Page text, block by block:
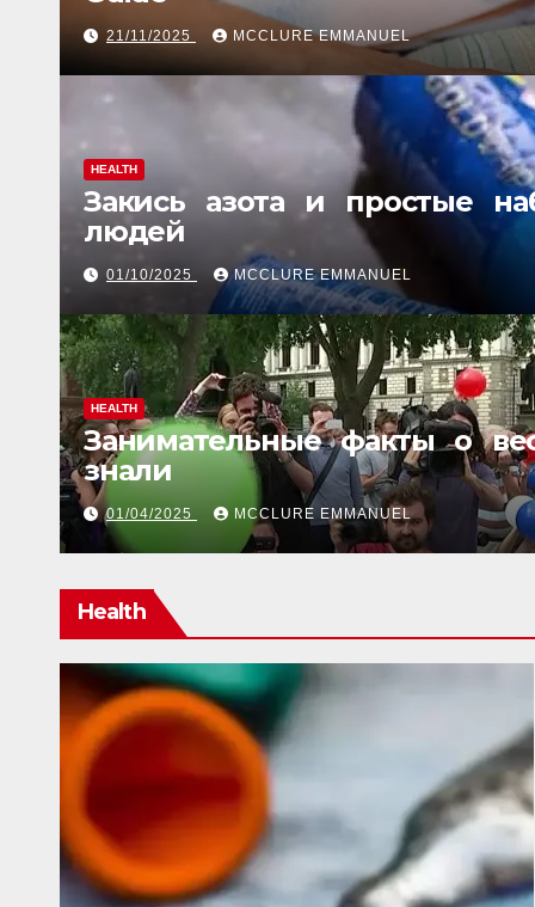
21/11/2025 MCCLURE EMMANUEL
HEALTH
Закись азота и простые
людей
01/10/2025 MCCLURE EMMANUEL
HEALTH
Занимательные факты о
знали
01/04/2025 MCCLURE EMMANUEL
Health